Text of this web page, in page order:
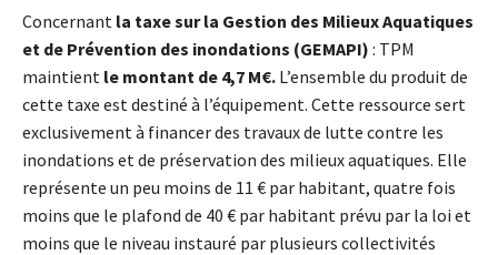
Concernant la taxe sur la Gestion des Milieux Aquatiques
et de Prévention des inondations (GEMAPI) : TPM
maintient le montant de 4,7 M€. L’ensemble du produit de
cette taxe est destiné à l’équipement. Cette ressource sert
exclusivement à financer des travaux de lutte contre les
inondations et de préservation des milieux aquatiques. Elle
représente un peu moins de 11 € par habitant, quatre fois
moins que le plafond de 40 € par habitant prévu par la loi et
moins que le niveau instauré par plusieurs collectivités